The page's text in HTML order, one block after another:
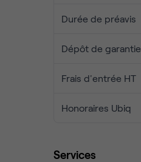
Durée de préavis
Dépôt de garantie
Frais d'entrée HT
Honoraires Ubiq
Services